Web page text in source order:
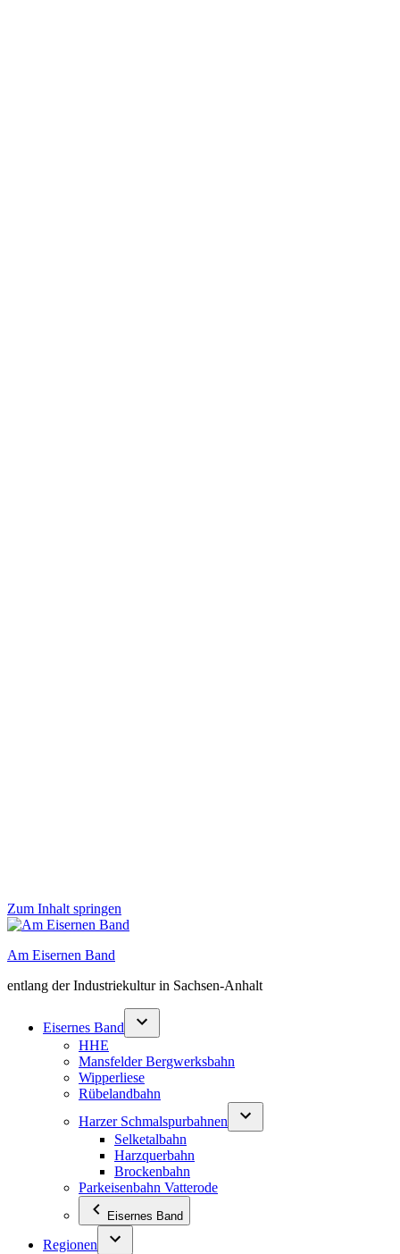
Zum Inhalt springen
Am Eisernen Band
entlang der Industriekultur in Sachsen-Anhalt
Eisernes Band
HHE
Mansfelder Bergwerksbahn
Wipperliese
Rübelandbahn
Harzer Schmalspurbahnen
Selketalbahn
Harzquerbahn
Brockenbahn
Parkeisenbahn Vatterode
Eisernes Band
Regionen